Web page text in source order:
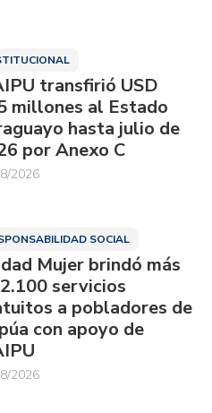
transfirió USD
millones al Estado
hasta julio de
por Anexo C
2026
SOCIAL
Mujer brindó más
servicios
a pobladores de
con apoyo de
2026